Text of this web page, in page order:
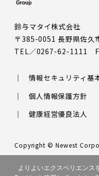
鈴与マタイ株式会社
〒385-0051 長野県佐久
TEL／0267-62-1111
情報セキュリティ基
個人情報保護方針
健康経営優良法人
Copyright © Newest
イバシーポリシー
と利用規約
よりよいエクスペリエンス